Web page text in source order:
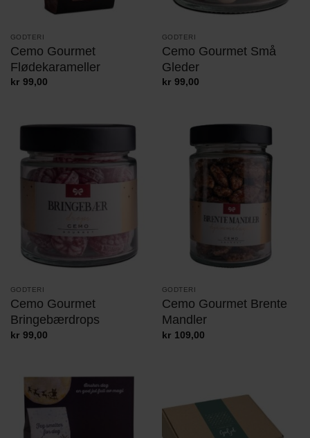
GODTERI
Cemo Gourmet
Flødekarameller
kr 99,00
GODTERI
Cemo Gourmet Små
Gleder
kr 99,00
GODTERI
Cemo Gourmet
Bringebærdrops
kr 99,00
GODTERI
Cemo Gourmet Brente
Mandler
kr 109,00